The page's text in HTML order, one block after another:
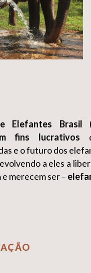
Elefantes Brasil
fins lucrativos
e o futuro dos
a eles a
merecem ser –